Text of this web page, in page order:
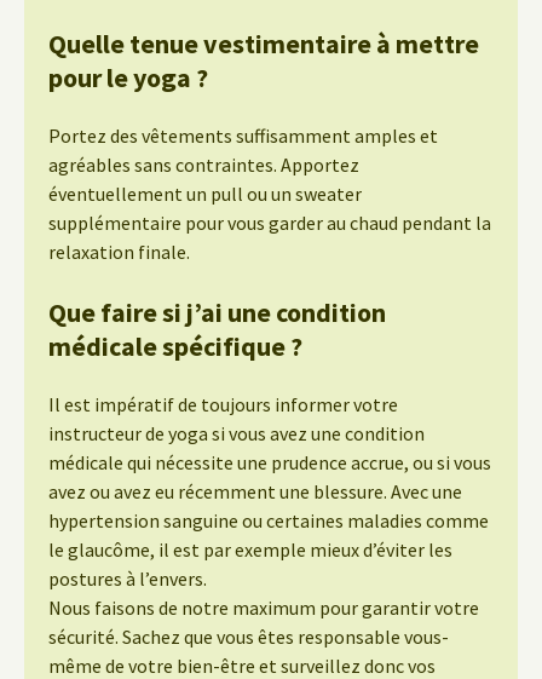
Quelle tenue vestimentaire à mettre
pour le yoga ?
Portez des vêtements suffisamment amples et
agréables sans contraintes. Apportez
éventuellement un pull ou un sweater
supplémentaire pour vous garder au chaud pendant la
relaxation finale.
Que faire si j’ai une condition
médicale spécifique ?
Il est impératif de toujours informer votre
instructeur de yoga si vous avez une condition
médicale qui nécessite une prudence accrue, ou si vous
avez ou avez eu récemment une blessure. Avec une
hypertension sanguine ou certaines maladies comme
le glaucôme, il est par exemple mieux d’éviter les
postures à l’envers.
Nous faisons de notre maximum pour garantir votre
sécurité. Sachez que vous êtes responsable vous-
même de votre bien-être et surveillez donc vos